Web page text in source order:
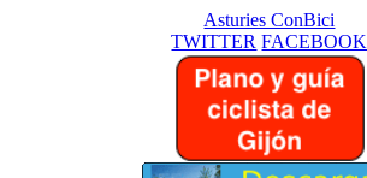
Asturies ConBici
TWITTER FACEBOOK